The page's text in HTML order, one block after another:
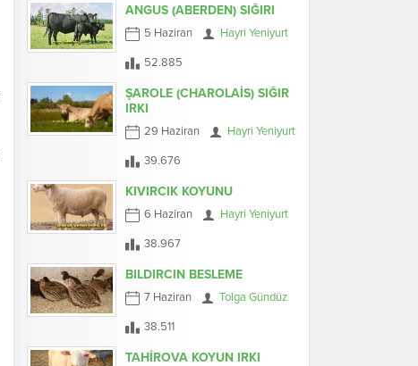
ANGUS (ABERDEN) SIĞIRI
5 Haziran Hayri Yeniyurt
52.885
ŞAROLE (CHAROLAİS) SIĞIR
IRKI
29 Haziran Hayri Yeniyurt
39.676
KIVIRCIK KOYUNU
6 Haziran Hayri Yeniyurt
38.967
BILDIRCIN BESLEME
7 Haziran Tolga Gündüz
38.511
TAHİROVA KOYUN IRKI